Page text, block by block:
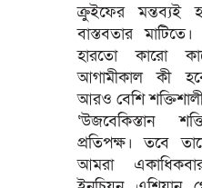
ক্রুইফের
বাস্তবতার
হারতো কারো
আগামীকাল কী
আরও বেশি শক্তিশালী
‘উজবেকিস্তান
প্রতিপক্ষ। তবে
আমরা